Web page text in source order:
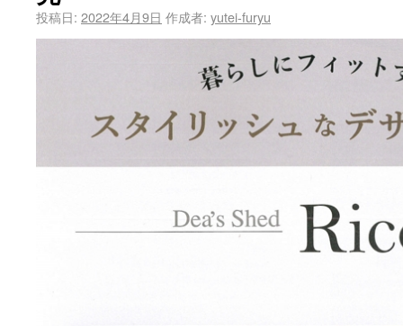
投稿日: 2022年4月9日 作成者: yutei-furyu